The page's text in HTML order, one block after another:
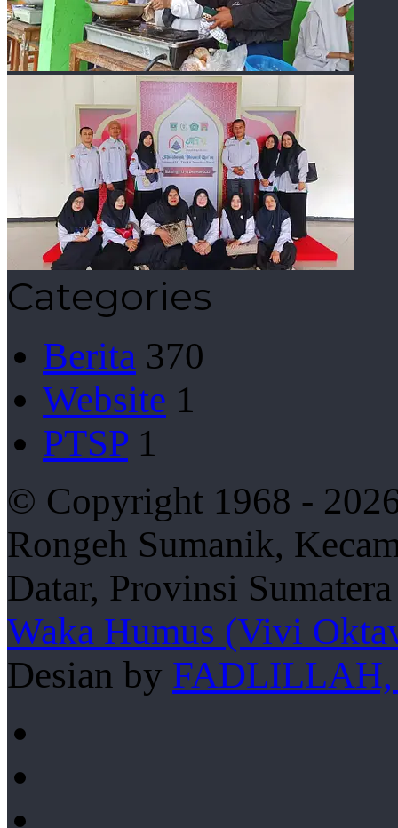
Categories
Berita 370
Website 1
PTSP 1
© Copyright 1968 -
Rongeh Sumanik,
Datar, Provinsi
Waka Humus (Vivi
Desian by